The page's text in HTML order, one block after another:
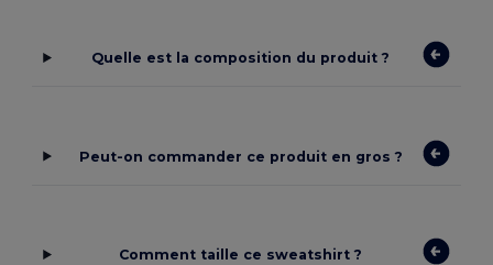
Quelle est la composition du produit ?
Peut-on commander ce produit en gros ?
Comment taille ce sweatshirt ?